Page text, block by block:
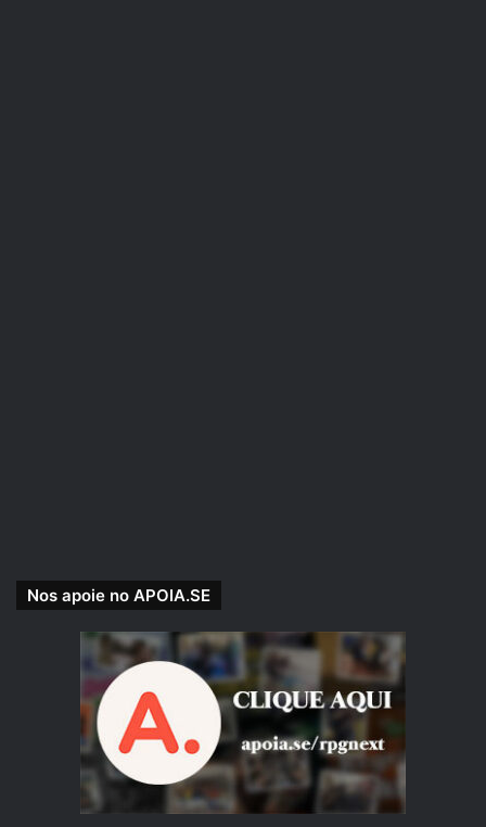
agora disponibilizamos nossos conteúdos exclusivos
doApoia.setambém noSpotify
tudo em um só lugar, sem precisar alternar entre
plataformas.
Quer saber como ativar essa opção e ouvir nossos
episódios exclusivos diretamente no Spotify? Acesse este
artigo com o passo a passo:
Nos apoie no APOIA.SE